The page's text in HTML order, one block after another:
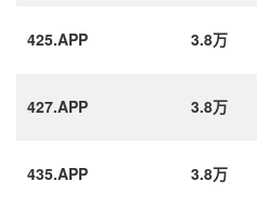
425.APP 3.8万
427.APP 3.8万
435.APP 3.8万